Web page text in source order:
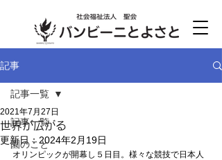
記事
記事一覧
園のこと
記事一覧
世界が広がる
2021年7月27日
更新日： 2024年2月19日
オリンピックが開幕し５日目。様々な競技で日本人